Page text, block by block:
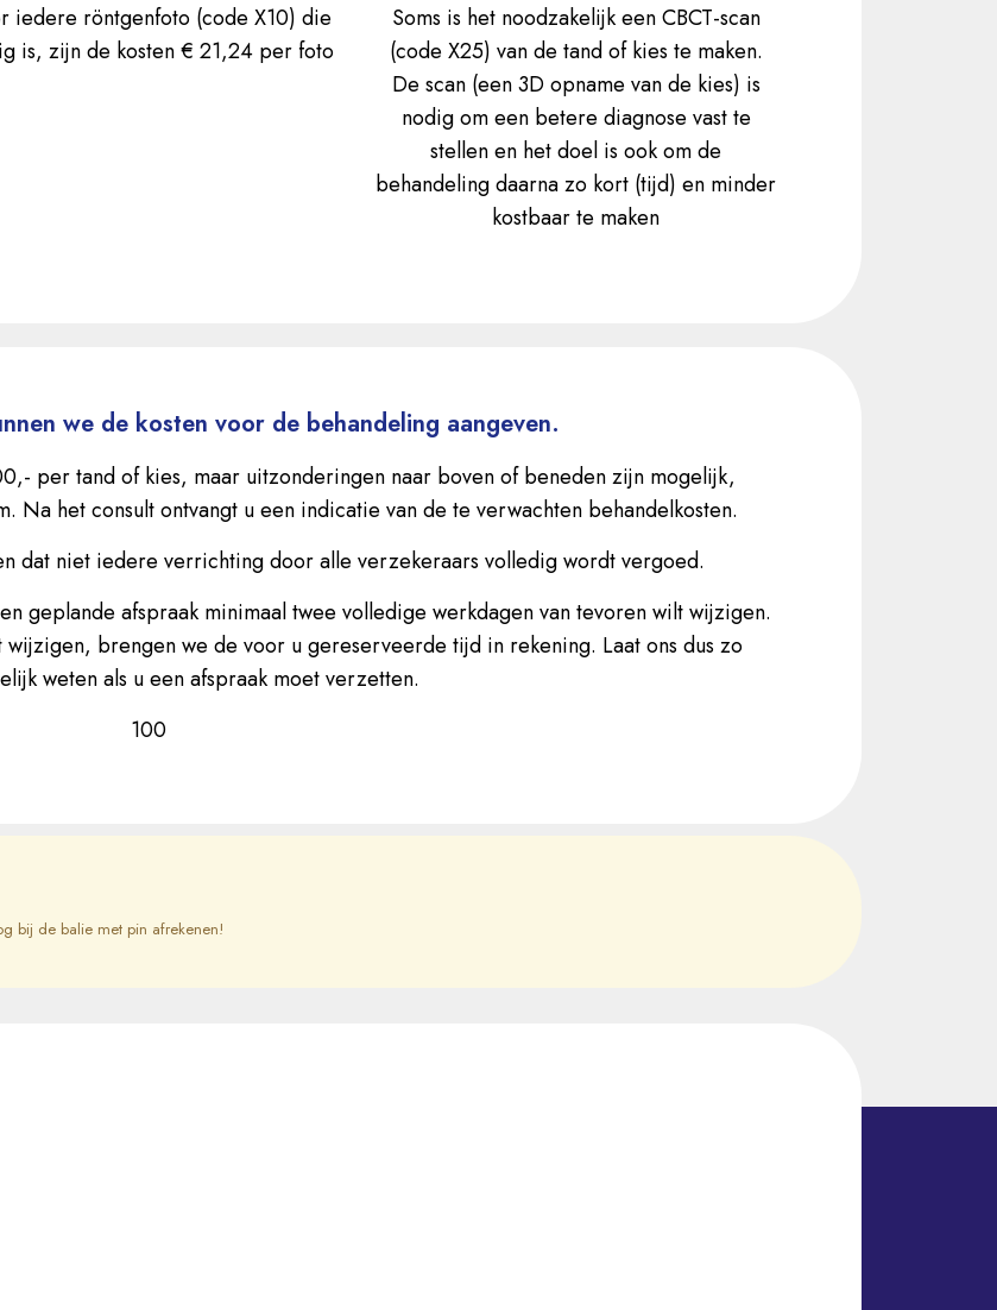
iedere röntgenfoto (code X10) die
is, zijn de kosten € 21,24 per foto
Soms is het noodzakelijk een CBCT-scan
(code X25) van de tand of kies te maken.
De scan (een 3D opname van de kies) is
nodig om een betere diagnose vast te
stellen en het doel is ook om de
behandeling daarna zo kort (tijd) en minder
kostbaar te maken
we de kosten voor de behandeling aangeven.
per tand of kies, maar uitzonderingen naar boven of beneden zijn mogelijk,
Na het consult ontvangt u een indicatie van de te verwachten behandelkosten.
dat niet iedere verrichting door alle verzekeraars volledig wordt vergoed.
geplande afspraak minimaal twee volledige werkdagen van tevoren wilt wijzigen.
wijzigen, brengen we de voor u gereserveerde tijd in rekening. Laat ons dus zo
weten als u een afspraak moet verzetten.
100
bij de balie met pin afrekenen!